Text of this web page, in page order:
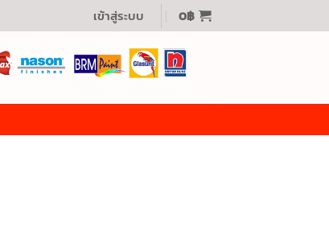
เข้าสู่ระบบ 0฿